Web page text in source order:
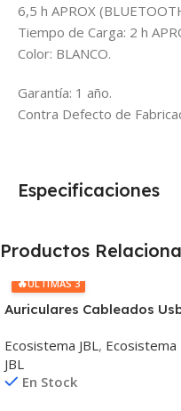
6,5 h APROX
Tiempo de Carga: 2 h
Color: BLANCO.
Garantía: 1 año.
Contra Defecto de
Especificaciones
Productos
🔥ÚLTIMAS 3
Auriculares Cableados
Ecosistema JBL , Ecosistema
JBL
En Stock